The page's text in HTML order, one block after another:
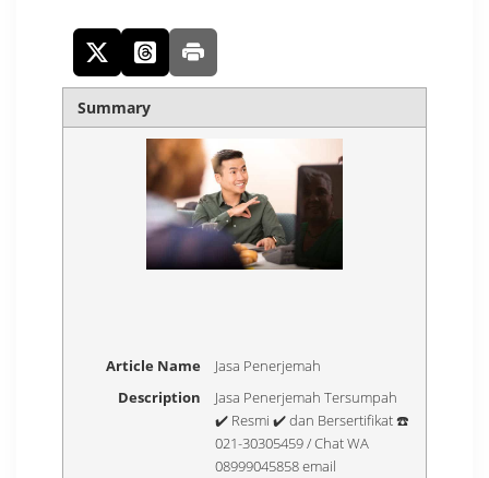
Summary
Article Name
Jasa Penerjemah
Description
Jasa Penerjemah Tersumpah
✔️ Resmi ✔️ dan Bersertifikat ☎️
021-30305459 / Chat WA
08999045858 email